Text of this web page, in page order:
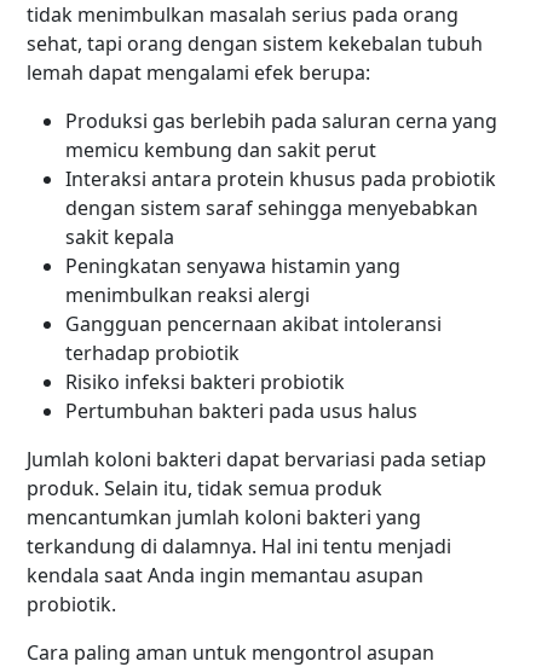
tidak menimbulkan masalah serius pada orang
sehat, tapi orang dengan sistem kekebalan tubuh
lemah dapat mengalami efek berupa:
Produksi gas berlebih pada saluran cerna yang
memicu kembung dan sakit perut
Interaksi antara protein khusus pada probiotik
dengan sistem saraf sehingga menyebabkan
sakit kepala
Peningkatan senyawa histamin yang
menimbulkan reaksi alergi
Gangguan pencernaan akibat intoleransi
terhadap probiotik
Risiko infeksi bakteri probiotik
Pertumbuhan bakteri pada usus halus
Jumlah koloni bakteri dapat bervariasi pada setiap
produk. Selain itu, tidak semua produk
mencantumkan jumlah koloni bakteri yang
terkandung di dalamnya. Hal ini tentu menjadi
kendala saat Anda ingin memantau asupan
probiotik.
Cara paling aman untuk mengontrol asupan